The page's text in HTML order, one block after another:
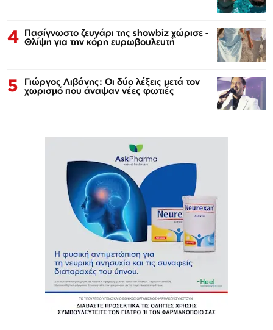
4 Πασίγνωστο ζευγάρι της showbiz χώρισε -
Θλίψη για την κόρη ευρωβουλευτή
5 Γιώργος Λιβάνης: Οι δύο λέξεις μετά τον
χωρισμό που άναψαν νέες φωτιές